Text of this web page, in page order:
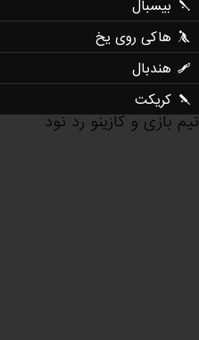
بیسبال
هاکی روی یخ
هندبال
کریکت
تیم بازی و کازینو رد نود